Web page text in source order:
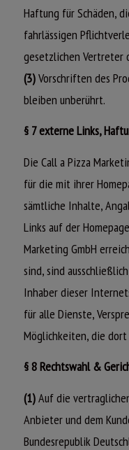
Haftung für Schäden,
fahrlässigen
gesetzlichen Vertreter
(3)Vorschriften des
bleiben unberührt.
§ 7 externe Links,
Die Call a Pizza
für die mit ihrer
sämtliche Inhalte,
Links auf der
Marketing GmbH
sind, sind
Inhaber dieser
für alle Dienste,
Möglichkeiten, die
§ 8 Rechtswahl &
(1)Auf die
Anbieter und dem
Bundesrepublik